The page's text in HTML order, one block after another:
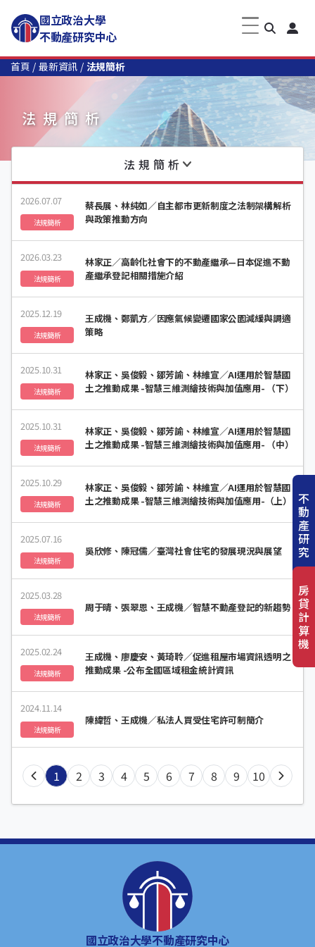
國立政治大學
不動產研究中心
首頁 最新資訊 法規簡析
法規簡析
法規簡析
2026.07.07
法規簡析
蔡長展、林純如／自主都市更新制度之法制架構解析
與政策推動方向
2026.03.23
法規簡析
林家正／高齡化社會下的不動產繼承—日本促進不動
產繼承登記相關措施介紹
2025.12.19
法規簡析
王成機、鄭凱方／因應氣候變遷國家公園減緩與調適
策略
2025.10.31
法規簡析
林家正、吳俊毅、鄒芳諭、林維宣／AI運用於智慧國
土之推動成果 -智慧三維測繪技術與加值應用- （下）
2025.10.31
法規簡析
林家正、吳俊毅、鄒芳諭、林維宣／AI運用於智慧國
土之推動成果 -智慧三維測繪技術與加值應用- （中）
2025.10.29
法規簡析
林家正、吳俊毅、鄒芳諭、林維宣／AI運用於智慧國
土之推動成果 -智慧三維測繪技術與加值應用-（上）
2025.07.16
法規簡析
吳欣修、陳冠儒／臺灣社會住宅的發展現況與展望
2025.03.28
法規簡析
周于晴、張翠恩、王成機／智慧不動產登記的新趨勢
2025.02.24
法規簡析
王成機、廖慶安、黃琦聆／促進租屋市場資訊透明之
推動成果 -公布全國區域租金統計資訊
2024.11.14
法規簡析
陳緯哲、王成機／私法人買受住宅許可制簡介
1 2 3 4 5 6 7 8 9 10
國立政治大學不動產研究中心
不
動
產
研
究
房
貸
計
算
機